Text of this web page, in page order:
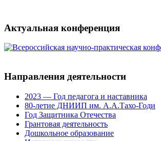
Актуальная конференция
Направления деятельности
2023 — Год педагога и наставника
80-летие ДНИИП им. А.А.Тахо-Годи
Год Защитника Отечества
Грантовая деятельность
Дошкольное образование